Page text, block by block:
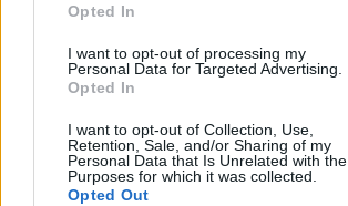
Opted In
I want to opt-out of processing my
Personal Data for Targeted Advertising.
Opted In
I want to opt-out of Collection, Use,
Retention, Sale, and/or Sharing of my
Personal Data that Is Unrelated with the
Purposes for which it was collected.
Opted Out